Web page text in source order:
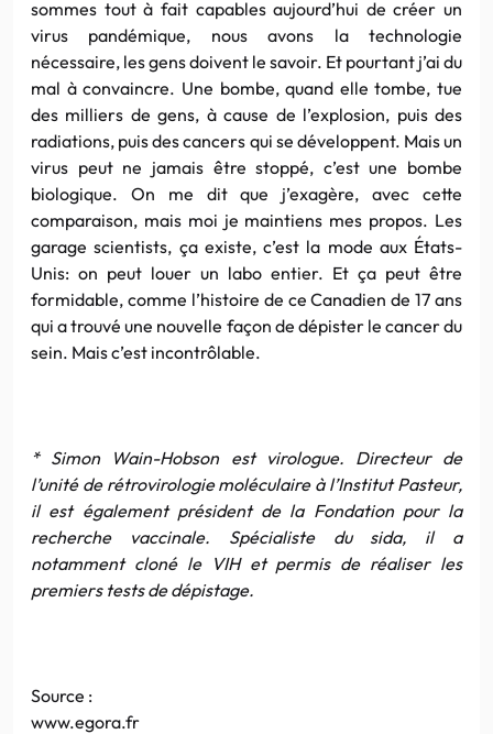
sommes tout à fait capables aujourd’hui de créer un
virus pandémique, nous avons la technologie
nécessaire, les gens doivent le savoir. Et pourtant j’ai du
mal à convaincre. Une bombe, quand elle tombe, tue
des milliers de gens, à cause de l’explosion, puis des
radiations, puis des cancers qui se développent. Mais un
virus peut ne jamais être stoppé, c’est une bombe
biologique. On me dit que j’exagère, avec cette
comparaison, mais moi je maintiens mes propos. Les
garage scientists, ça existe, c’est la mode aux États-
Unis: on peut louer un labo entier. Et ça peut être
formidable, comme l’histoire de ce Canadien de 17 ans
qui a trouvé une nouvelle façon de dépister le cancer du
sein. Mais c’est incontrôlable.
* Simon Wain-Hobson est virologue. Directeur de
l’unité de rétrovirologie moléculaire à l’Institut Pasteur,
il est également président de la Fondation pour la
recherche vaccinale. Spécialiste du sida, il a
notamment cloné le VIH et permis de réaliser les
premiers tests de dépistage.
Source :
www.egora.fr